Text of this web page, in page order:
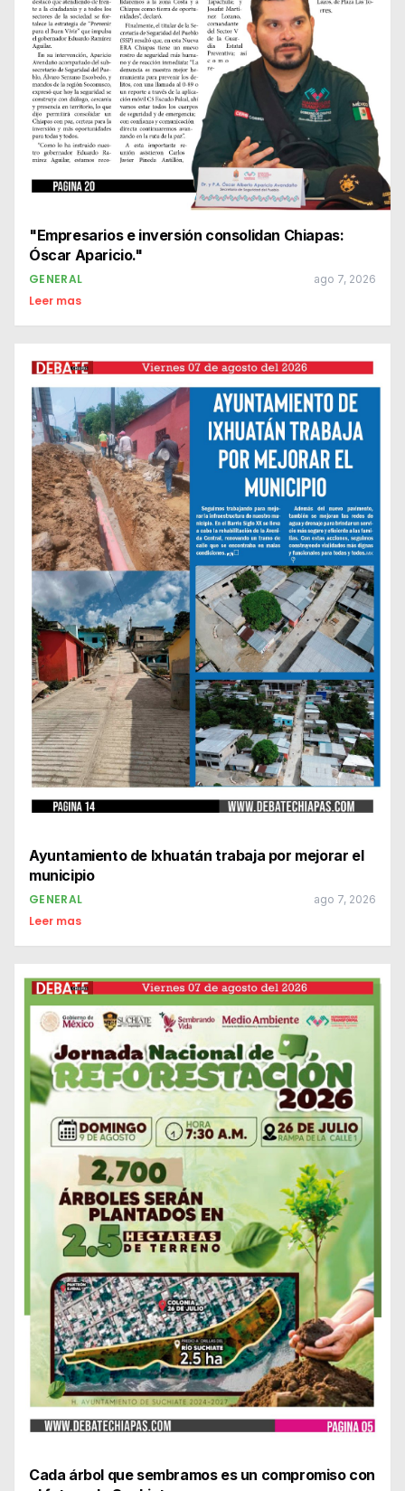
"Empresarios e inversión consolidan Chiapas:
GENERAL ago 7, 2026
Leer mas
Ayuntamiento de Ixhuatán trabaja por mejorar el
municipio
GENERAL ago 7, 2026
Leer mas
Cada árbol que sembramos es un compromiso con